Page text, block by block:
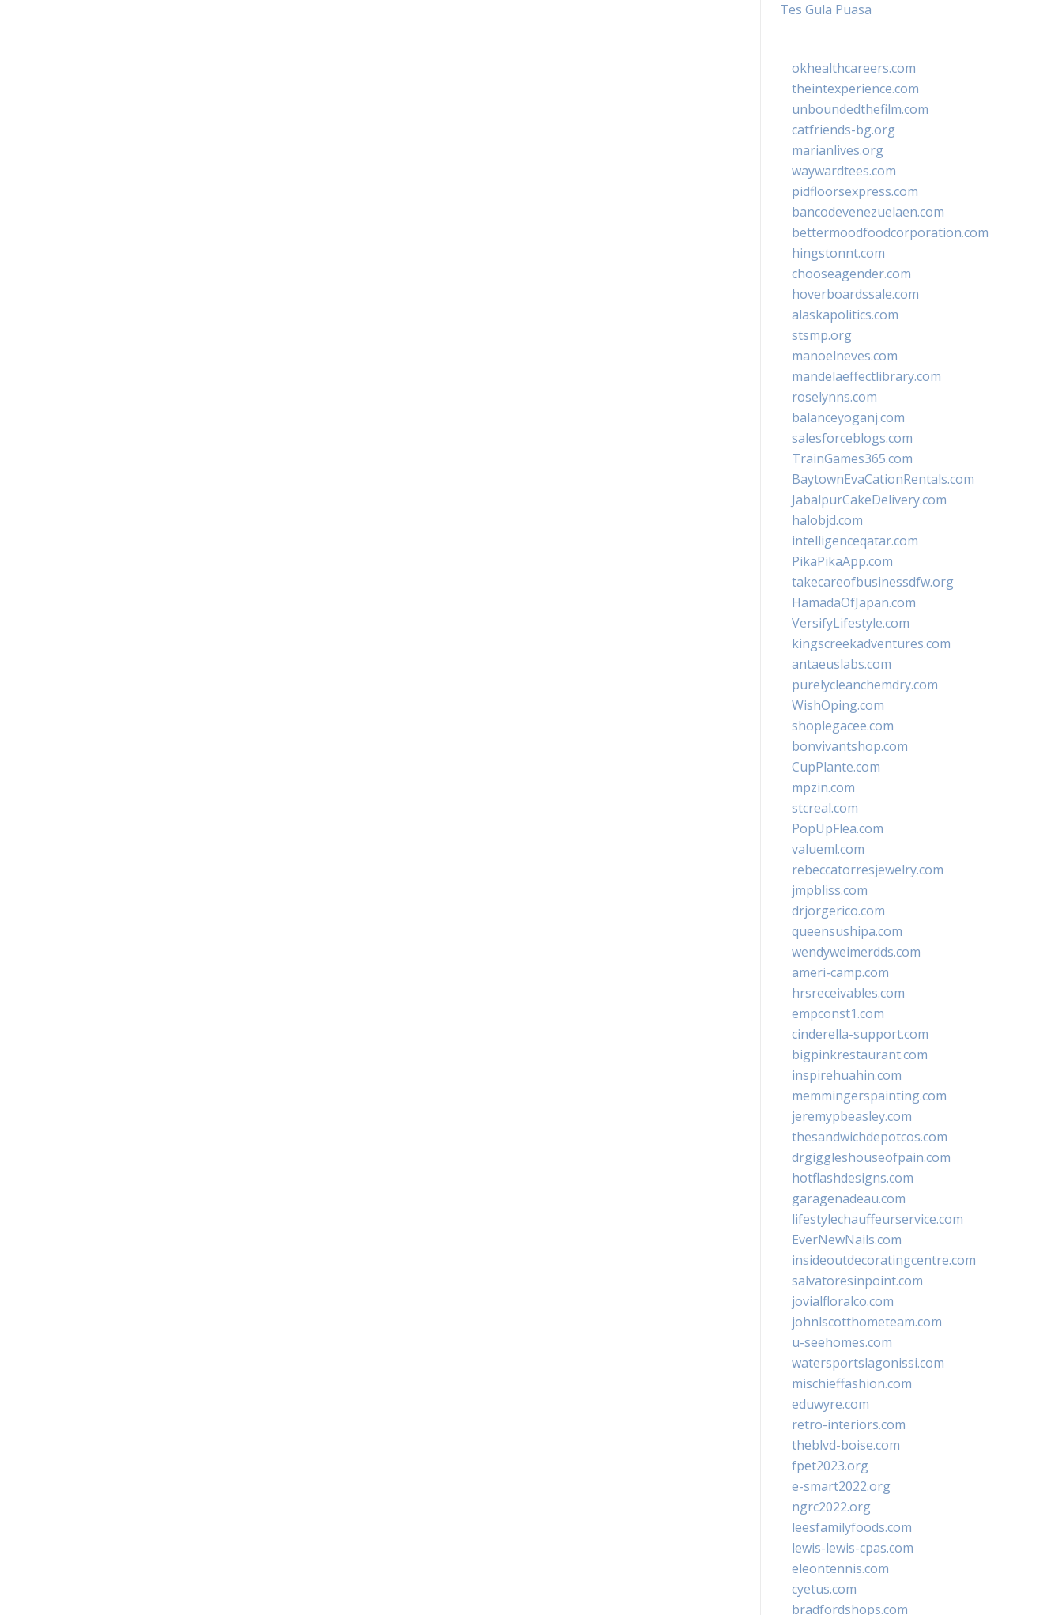
Tes Gula Puasa
okhealthcareers.com
theintexperience.com
unboundedthefilm.com
catfriends-bg.org
marianlives.org
waywardtees.com
pidfloorsexpress.com
bancodevenezuelaen.com
bettermoodfoodcorporation.com
hingstonnt.com
chooseagender.com
hoverboardssale.com
alaskapolitics.com
stsmp.org
manoelneves.com
mandelaeffectlibrary.com
roselynns.com
balanceyoganj.com
salesforceblogs.com
TrainGames365.com
BaytownEvaCationRentals.com
JabalpurCakeDelivery.com
halobjd.com
intelligenceqatar.com
PikaPikaApp.com
takecareofbusinessdfw.org
HamadaOfJapan.com
VersifyLifestyle.com
kingscreekadventures.com
antaeuslabs.com
purelycleanchemdry.com
WishOping.com
shoplegacee.com
bonvivantshop.com
CupPlante.com
mpzin.com
stcreal.com
PopUpFlea.com
valueml.com
rebeccatorresjewelry.com
jmpbliss.com
drjorgerico.com
queensushipa.com
wendyweimerdds.com
ameri-camp.com
hrsreceivables.com
empconst1.com
cinderella-support.com
bigpinkrestaurant.com
inspirehuahin.com
memmingerspainting.com
jeremypbeasley.com
thesandwichdepotcos.com
drgiggleshouseofpain.com
hotflashdesigns.com
garagenadeau.com
lifestylechauffeurservice.com
EverNewNails.com
insideoutdecoratingcentre.com
salvatoresinpoint.com
jovialfloralco.com
johnlscotthometeam.com
u-seehomes.com
watersportslagonissi.com
mischieffashion.com
eduwyre.com
retro-interiors.com
theblvd-boise.com
fpet2023.org
e-smart2022.org
ngrc2022.org
leesfamilyfoods.com
lewis-lewis-cpas.com
eleontennis.com
cyetus.com
bradfordshops.com